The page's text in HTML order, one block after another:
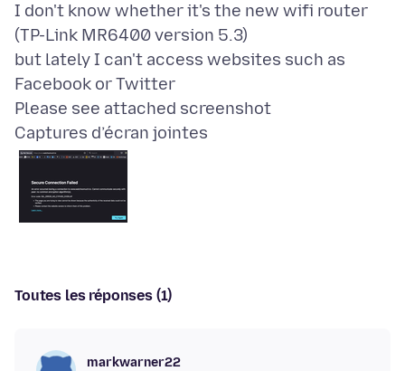
I don't know whether it's the new wifi router
(TP-Link MR6400 version 5.3)
but lately I can't access websites such as
Facebook or Twitter
Captures d’écran jointes
Toutes les réponses (1)
markwarner22